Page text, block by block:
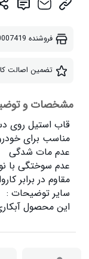
فروشنده
تضمین اصالت
مشخصات و
این محصول